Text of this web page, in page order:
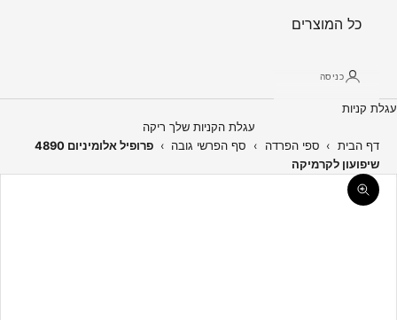
כל המוצרים
כניסה
עגלת קניות
עגלת הקניות שלך ריקה
דף הבית › ספי הפרדה › סף הפרשי גובה ›
פרופיל אלומיניום 4890
שיפועון לקרמיקה
תקריב